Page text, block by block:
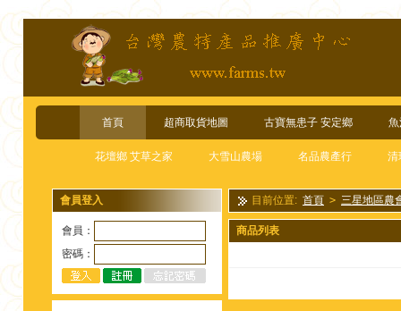
首頁 超商取貨地圖 古寶無患子 安定鄉
花壇鄉 艾草之家 大雪山農場 名品農產行 清
會員登入
會員：
密碼：
目前位置: 首頁 > 三星地區農
商品列表